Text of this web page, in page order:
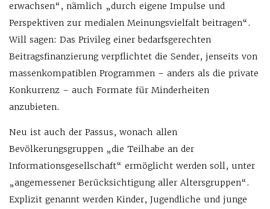
erwachsen“, nämlich „durch eigene Impulse und
Perspektiven zur medialen Meinungsvielfalt beitragen“.
Will sagen: Das Privileg einer bedarfsgerechten
Beitragsfinanzierung verpflichtet die Sender, jenseits von
massenkompatiblen Programmen – anders als die private
Konkurrenz – auch Formate für Minderheiten
anzubieten.
Neu ist auch der Passus, wonach allen
Bevölkerungsgruppen „die Teilhabe an der
Informationsgesellschaft“ ermöglicht werden soll, unter
„angemessener Berücksichtigung aller Altersgruppen“.
Explizit genannt werden Kinder, Jugendliche und junge